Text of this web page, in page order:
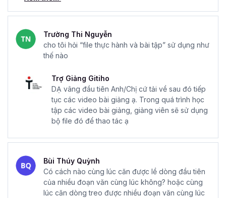
Trường Thi Nguyễn
cho tôi hỏi “file thực hành và bài tập” sử dụng như
thế nào
Trợ Giảng Gitiho
DẠ vâng đầu tiên Anh/Chị cứ tải về sau đó tiếp
tục các video bài giảng ạ. Trong quá trình học
tập các video bài giảng, giảng viên sẽ sử dụng
bộ file đó để thao tác ạ
Bùi Thúy Quỳnh
Có cách nào cùng lúc căn được lề dòng đầu tiên
của nhiều đoạn văn cùng lúc không? hoặc cùng
lúc căn dòng treo được nhiều đoạn văn cùng lúc